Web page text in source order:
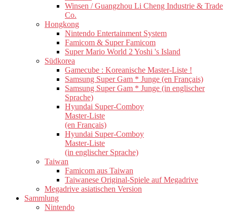
Winsen / Guangzhou Li Cheng Industrie & Trade
Co.
Hongkong
Nintendo Entertainment System
Famicom & Super Famicom
Super Mario World 2 Yoshi 's Island
Südkorea
Gamecube : Koreanische Master-Liste !
Samsung Super Gam * Junge (en Français)
Samsung Super Gam * Junge (in englischer
Sprache)
Hyundai Super-Comboy
Master-Liste
(en Français)
Hyundai Super-Comboy
Master-Liste
(in englischer Sprache)
Taiwan
Famicom aus Taiwan
Taiwanese Original-Spiele auf Megadrive
Megadrive asiatischen Version
Sammlung
Nintendo